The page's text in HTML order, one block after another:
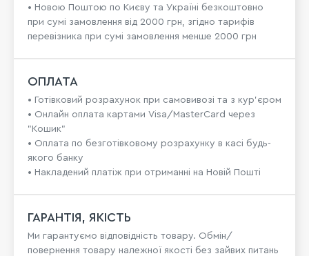
• Новою Поштою по Києву та Україні безкоштовно
при сумі замовлення від 2000 грн, згідно тарифів
перевізника при сумі замовлення менше 2000 грн
ОПЛАТА
• Готівковий розрахунок при самовивозі та з кур’єром
• Онлайн оплата картами Visa/MasterCard через
"Кошик"
• Оплата по безготівковому розрахунку в касі будь-
якого банку
• Накладений платіж при отриманні на Новій Пошті
ГАРАНТІЯ, ЯКІСТЬ
Ми гарантуємо відповідність товару. Обмін/
повернення товару належної якості без зайвих питань